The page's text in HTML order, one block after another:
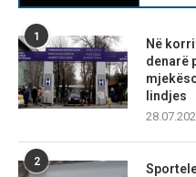
1
Në
denarë
lindjes
2